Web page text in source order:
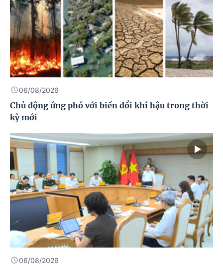
06/08/2026
Chủ động ứng phó với biến đổi khí hậu trong thời
kỳ mới
06/08/2026